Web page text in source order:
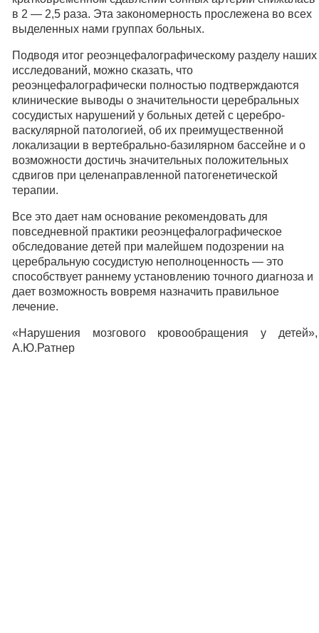
в 2 — 2,5 раза. Эта закономерность прослежена во всех
выделенных нами группах больных.
Подводя итог реоэнцефалографическому разделу наших
исследований, можно сказать, что
реоэнцефалографически полностью подтверждаются
клинические выводы о значительности церебральных
сосудистых нарушений у больных детей с церебро-
васкулярной патологией, об их преимущественной
локализации в вертебрально-базилярном бассейне и о
возможности достичь значительных положительных
сдвигов при целенаправленной патогенетической
терапии.
Все это дает нам основание рекомендовать для
повседневной практики реоэнцефалографическое
обследование детей при малейшем подозрении на
церебральную сосудистую неполноценность — это
способствует раннему установлению точного диагноза и
дает возможность вовремя назначить правильное
лечение.
«Нарушения мозгового кровообращения у детей»,
А.Ю.Ратнер